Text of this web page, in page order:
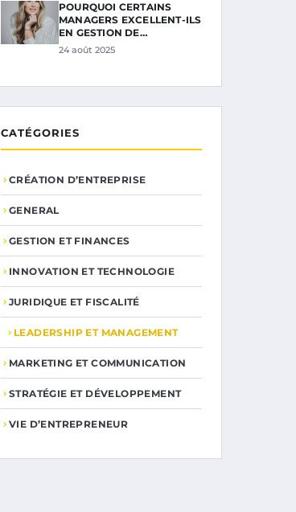
POURQUOI CERTAINS
MANAGERS EXCELLENT-ILS
EN GESTION DE…
24 août 2025
CATÉGORIES
CRÉATION D’ENTREPRISE
GENERAL
GESTION ET FINANCES
INNOVATION ET TECHNOLOGIE
JURIDIQUE ET FISCALITÉ
LEADERSHIP ET MANAGEMENT
MARKETING ET COMMUNICATION
STRATÉGIE ET DÉVELOPPEMENT
VIE D’ENTREPRENEUR